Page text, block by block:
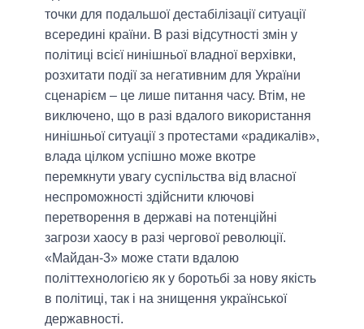
точки для подальшої дестабілізації ситуації
всередині країни. В разі відсутності змін у
політиці всієї нинішньої владної верхівки,
розхитати події за негативним для України
сценарієм – це лише питання часу. Втім, не
виключено, що в разі вдалого використання
нинішньої ситуації з протестами «радикалів»,
влада цілком успішно може вкотре
перемкнути увагу суспільства від власної
неспроможності здійснити ключові
перетворення в державі на потенційні
загрози хаосу в разі чергової революції.
«Майдан-3» може стати вдалою
політтехнологією як у боротьбі за нову якість
в політиці, так і на знищення української
державності.